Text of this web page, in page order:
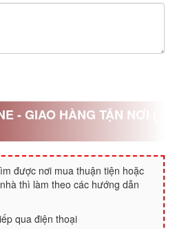
- GIAO HÀNG TẬN NƠI (
được nơi mua thuận tiện hoặc
thì làm theo các hướng dẫn
qua điện thoại